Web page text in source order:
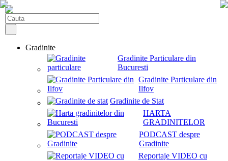
Gradinite
Gradinite Particulare din
Bucuresti
Gradinite Particulare din
Ilfov
Gradinite de Stat
HARTA
GRADINITELOR
PODCAST despre
Gradinite
Reportaje VIDEO cu